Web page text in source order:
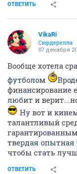
ОТВЕТИТЬ
VikaRi
Сюрдерелла
07 декабря
Вообще хотела
футболом
финансирование
любит и
Ну вот и
талантливый
твердая опытная
чтобы стать
ОТВЕТИТЬ